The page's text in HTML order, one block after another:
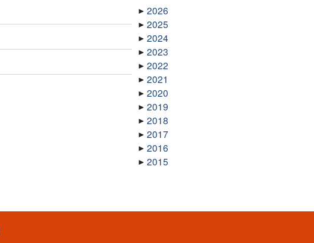
2026
2025
2024
2023
2022
2021
2020
2019
2018
2017
2016
2015